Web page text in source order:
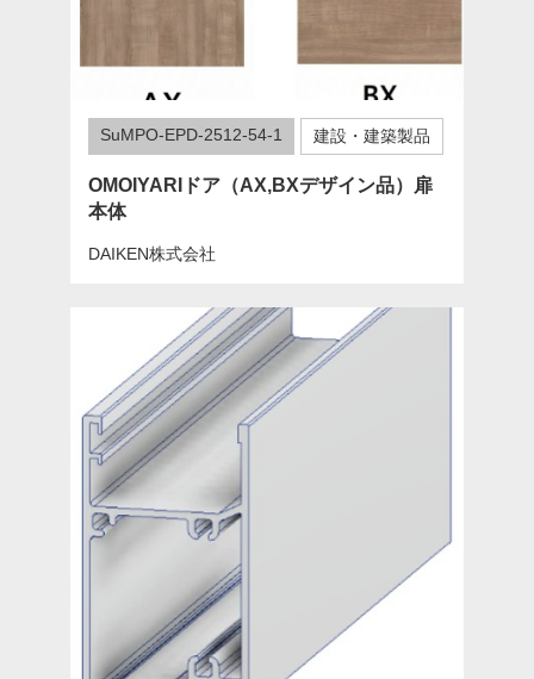
SuMPO-EPD-2512-54-1 建設・建築製品
OMOIYARIドア（AX,BXデザイン品）扉
本体
DAIKEN株式会社